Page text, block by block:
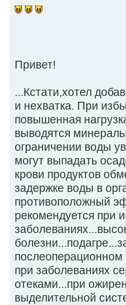
Привет!
...Кстати,хотел
и нехватка. При
повышенная
выводятся
ограничении воды
могут выпадать
крови продуктов
задержке воды в
противоположный
рекомендуется при
при заболеваниях
отеками...при
выделительной